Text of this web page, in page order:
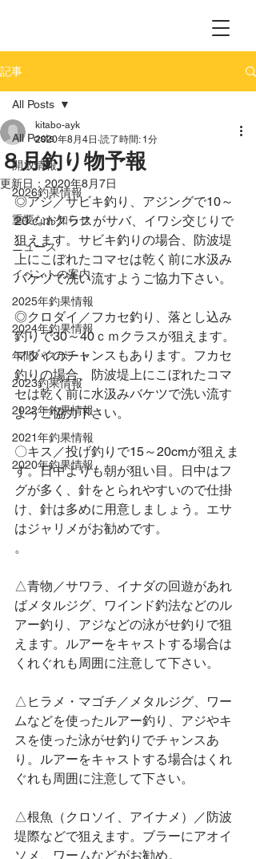
記事
All Posts
開放情報
2026釣果情報
重要なお知らせ
ニュース
イベントの案内
2025年釣果情報
2024年釣果情報
年間パスポート
2023釣果情報
2022年釣果情報
2021年釣果情報
2020年釣果情報
All Posts
８月釣り物予報
kitabo-ayk
2020年8月4日 読了時間: 1分
更新日： 2020年8月7日
◎アジ／サビキ釣り、アジングで10～
20ｃｍクラスがサバ、イワシ交じりで
狙えます。サビキ釣りの場合、防波堤
上にこぼれたコマセは乾く前に水汲み
バケツで洗い流すようご協力下さい。
◎クロダイ／フカセ釣り、落とし込み
釣りで30～40ｃｍクラスが狙えます。
マダイのチャンスもあります。フカセ
釣りの場合、防波堤上にこぼれたコマ
セは乾く前に水汲みバケツで洗い流す
ようご協力下さい。
〇キス／投げ釣りで15～20cmが狙えま
す。日中よりも朝が狙い目。日中はフ
グが多く、針をとられやすいので仕掛
け、針は多めに用意しましょう。エサ
はジャリメがお勧めです。
。
△青物／サワラ、イナダの回遊があれ
ばメタルジグ、ワインド釣法などのル
アー釣り、アジなどの泳がせ釣りで狙
えます。ルアーをキャストする場合は
くれぐれも周囲に注意して下さい。
△ヒラメ・マゴチ／メタルジグ、ワー
ムなどを使ったルアー釣り、アジやキ
スを使った泳がせ釣りでチャンスあ
り。ルアーをキャストする場合はくれ
ぐれも周囲に注意して下さい。
△根魚（クロソイ、アイナメ）／防波
堤際などで狙えます。ブラーにアオイ
ソメ、ワームなどがお勧め。